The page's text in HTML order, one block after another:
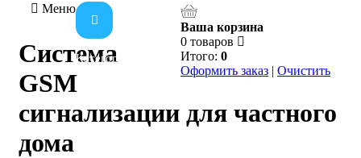
Меню
Категории
Ваша корзина
0 товаров
Итого: 0
Оформить заказ | Очистить
Система
GSM
сигнализации для частного
дома